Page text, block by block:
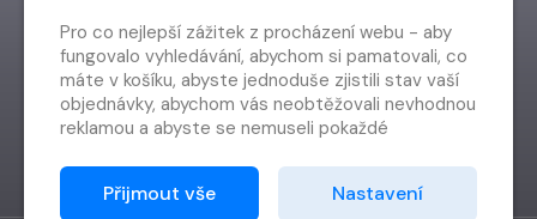
Pro co nejlepší zážitek z procházení webu - aby
fungovalo vyhledávání, abychom si pamatovali, co
máte v košíku, abyste jednoduše zjistili stav vaší
objednávky, abychom vás neobtěžovali nevhodnou
reklamou a abyste se nemuseli pokaždé
Proto od vás potřebujeme souhlas se
zpracováním souborů cookies
Přijmout vše Nastavení